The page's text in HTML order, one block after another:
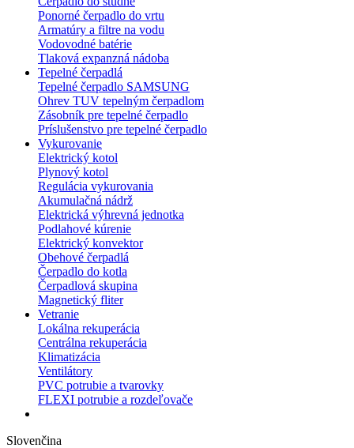
Ponorné čerpadlo do vrtu
Armatúry a filtre na vodu
Vodovodné batérie
Tlaková expanzná nádoba
Tepelné čerpadlá
Tepelné čerpadlo SAMSUNG
Ohrev TUV tepelným čerpadlom
Zásobník pre tepelné čerpadlo
Príslušenstvo pre tepelné čerpadlo
Vykurovanie
Elektrický kotol
Plynový kotol
Regulácia vykurovania
Akumulačná nádrž
Elektrická výhrevná jednotka
Podlahové kúrenie
Elektrický konvektor
Obehové čerpadlá
Čerpadlo do kotla
Čerpadlová skupina
Magnetický fliter
Vetranie
Lokálna rekuperácia
Centrálna rekuperácia
Klimatizácia
Ventilátory
PVC potrubie a tvarovky
FLEXI potrubie a rozdeľovače
Slovenčina